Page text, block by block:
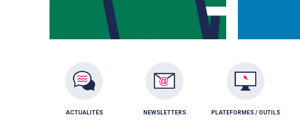
ACTUALITÉS NEWSLETTERS PLATEFORMES / OUTILS